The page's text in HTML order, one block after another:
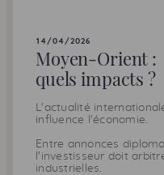
14/04/2026
Moyen-Orient :
quels impacts ?
L'actualité
influence l'économie.
Entre annonces
l'investisseur doit
industrielles.